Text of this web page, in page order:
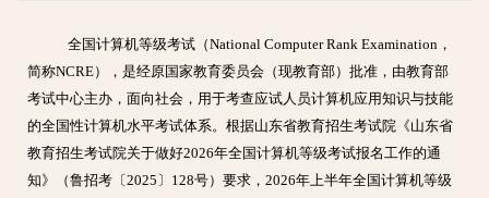
全国计算机等级考试（National Computer Rank Examination，
简称NCRE），是经原国家教育委员会（现教育部）批准，由教育部
考试中心主办，面向社会，用于考查应试人员计算机应用知识与技能
的全国性计算机水平考试体系。根据山东省教育招生考试院《山东省
教育招生考试院关于做好2026年全国计算机等级考试报名工作的通
知》（鲁招考〔2025〕128号）要求，2026年上半年全国计算机等级